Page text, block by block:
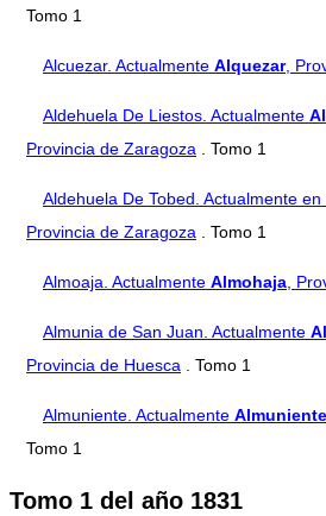
Tomo 1
Alcuezar. Actualmente Alquezar,
Aldehuela De Liestos. Actualmente
Provincia de Zaragoza . Tomo 1
Aldehuela De Tobed. Actualmente
Provincia de Zaragoza . Tomo 1
Almoaja. Actualmente Almohaja ,
Almunia de San Juan. Actualmente
Provincia de Huesca . Tomo 1
Almuniente. Actualmente Almuniente
Tomo 1
Tomo 1 del año 1831